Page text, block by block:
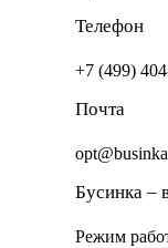
Телефон
+7 (499)
Почта
Бусинка –
Режим